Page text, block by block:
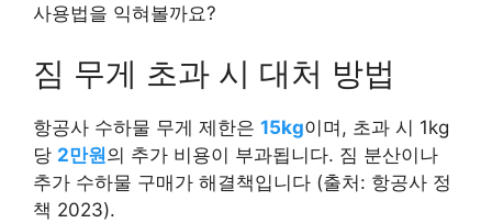
사용법을 익혀볼까요?
짐 무게 초과 시 대처 방법
항공사 수하물 무게 제한은 15kg이며, 초과 시 1kg
당 2만원의 추가 비용이 부과됩니다. 짐 분산이나
추가 수하물 구매가 해결책입니다 (출처: 항공사 정
책 2023).